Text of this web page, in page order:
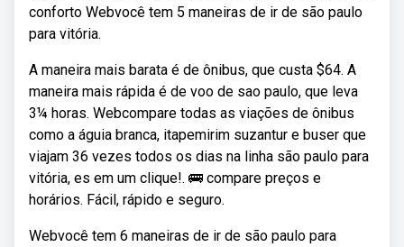
conforto Webvocê tem 5 maneiras de ir de são paulo
para vitória.
A maneira mais barata é de ônibus, que custa $64. A
maneira mais rápida é de voo de sao paulo, que leva
3¼ horas. Webcompare todas as viações de ônibus
como a águia branca, itapemirim suzantur e buser que
viajam 36 vezes todos os dias na linha são paulo para
vitória, es em um clique!. 🚌 compare preços e
horários. Fácil, rápido e seguro.
Webvocê tem 6 maneiras de ir de são paulo para